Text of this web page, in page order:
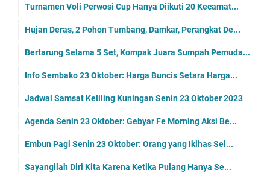
Turnamen Voli Perwosi Cup Hanya Diikuti 20 Kecamat...
Hujan Deras, 2 Pohon Tumbang, Damkar, Perangkat De...
Bertarung Selama 5 Set, Kompak Juara Sumpah Pemuda...
Info Sembako 23 Oktober: Harga Buncis Setara Harga...
Jadwal Samsat Keliling Kuningan Senin 23 Oktober 2023
Agenda Senin 23 Oktober: Gebyar Fe Morning Aksi Be...
Embun Pagi Senin 23 Oktober: Orang yang Iklhas Sel...
Sayangilah Diri Kita Karena Ketika Pulang Hanya Se...